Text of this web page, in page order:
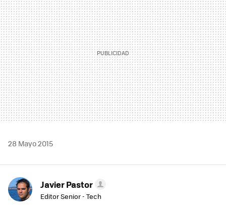
28 Mayo 2015
Javier Pastor
Editor Senior - Tech